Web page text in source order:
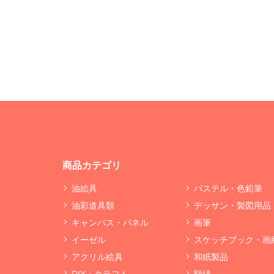
商品カテゴリ
油絵具
油彩道具類
キャンバス・パネル
イーゼル
アクリル絵具
パステル・色鉛筆
デッサン・製図用品
画筆
スケッチブック・画
和紙製品